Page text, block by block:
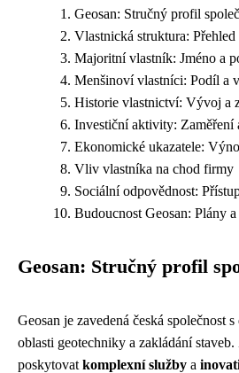
Geosan: Stručný profil
Vlastnická struktura: Přehled
Majoritní vlastník: Jméno a
Menšinoví vlastníci: Podíl a
Historie vlastnictví: Vývoj a
Investiční aktivity: Zaměření
Ekonomické ukazatele:
Vliv vlastníka na chod firmy
Sociální odpovědnost:
Budoucnost Geosan: Plány
Geosan: Stručný profil
Geosan je zavedená česká společnost
oblasti geotechniky a zakládání
poskytovat komplexní služby a